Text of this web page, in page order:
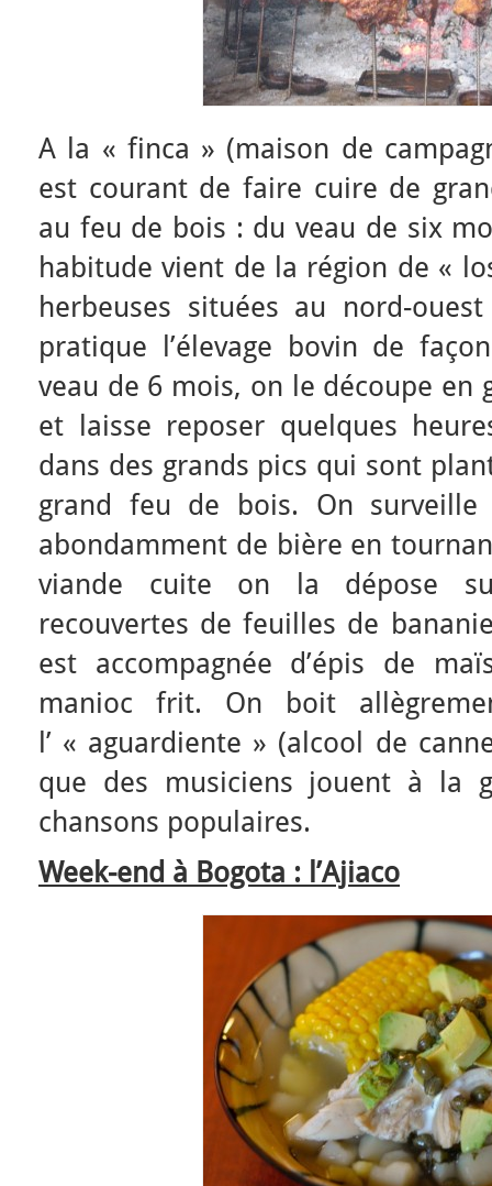
A la « finca » (maison de
est courant de faire cuire de
au feu de bois : du veau de six
habitude vient de la région de «
herbeuses situées au nord-
pratique l’élevage bovin de
veau de 6 mois, on le découpe en
et laisse reposer quelques
dans des grands pics qui sont
grand feu de bois. On
abondamment de bière en
viande cuite on la dépose
recouvertes de feuilles de
est accompagnée d’épis de
manioc frit. On boit
l’ « aguardiente » (alcool de
que des musiciens jouent à la
chansons populaires.
Week-end à Bogota : l’Ajiaco